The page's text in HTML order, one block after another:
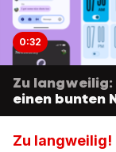
0:32
Zu langweilig:
einen bunten
Zu langweilig!